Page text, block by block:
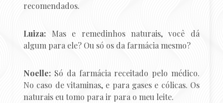
recomendados.
Luiza: Mas e remedinhos naturais, você dá
algum para ele? Ou só os da farmácia mesmo?
Noelle: Só da farmácia receitado pelo médico.
No caso de vitaminas, e para gases e cólicas. Os
naturais eu tomo para ir para o meu leite.